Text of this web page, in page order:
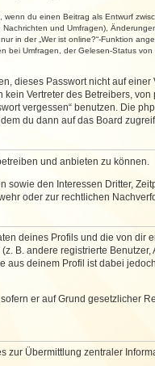
du einen Beitrag als Entwurf
und Umfragen),
in der „Wer ist online?“-Funktion
Umfragen, der Gelesen-Status
dieses Passwort nicht auf
Vertreter des Betreibers,
vergessen“ benutzen. Die
du dann auf das Board
und anbieten zu können.
den Interessen Dritter,
oder zur rechtlichen
deines Profils und die von dir
B. andere registrierte
deinem Profil ist dabei
er auf Grund gesetzlicher
Übermittlung zentraler